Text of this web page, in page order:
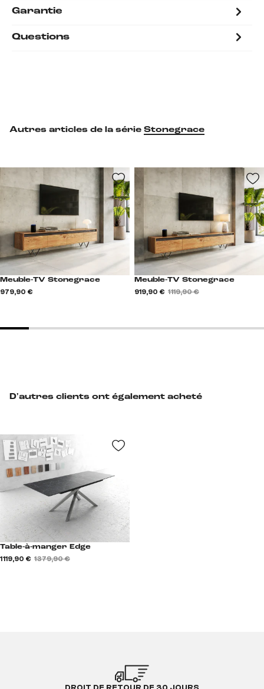
Garantie
Questions
D'autres clients ont également acheté
Table-à-manger Edge
1 119,90 € 1 379,90 €
Autres articles de la série Stonegrace
Meuble-TV Stonegrace
979,90 €
Meuble-TV Stonegrace
919,90 € 1 119,90 €